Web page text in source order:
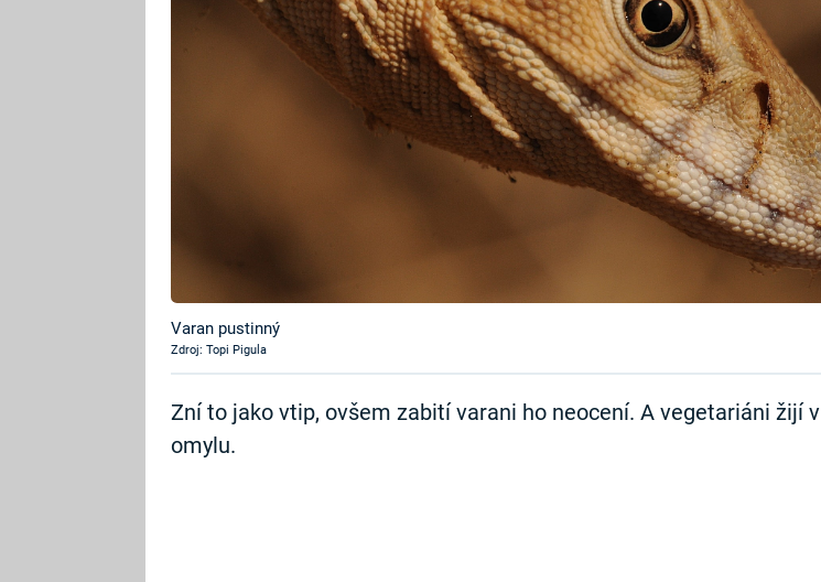
Varan pustinný
Zdroj: Topi Pigula
Zní to jako vtip, ovšem zabití varani ho neocení. A vegetariáni žijí v
omylu.